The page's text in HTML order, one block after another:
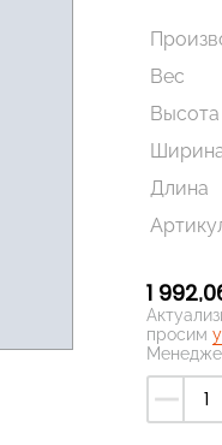
Вес
Высота
Длина
1
просим
remove